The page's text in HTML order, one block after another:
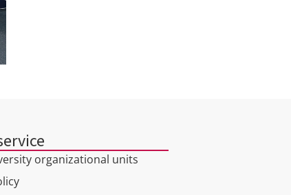
organizational units